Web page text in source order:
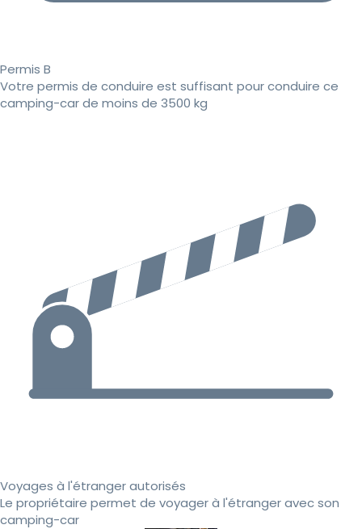
Permis B
Votre permis de conduire est suffisant pour conduire ce
camping-car de moins de 3500 kg
Voyages à l'étranger autorisés
Le propriétaire permet de voyager à l'étranger avec son
camping-car